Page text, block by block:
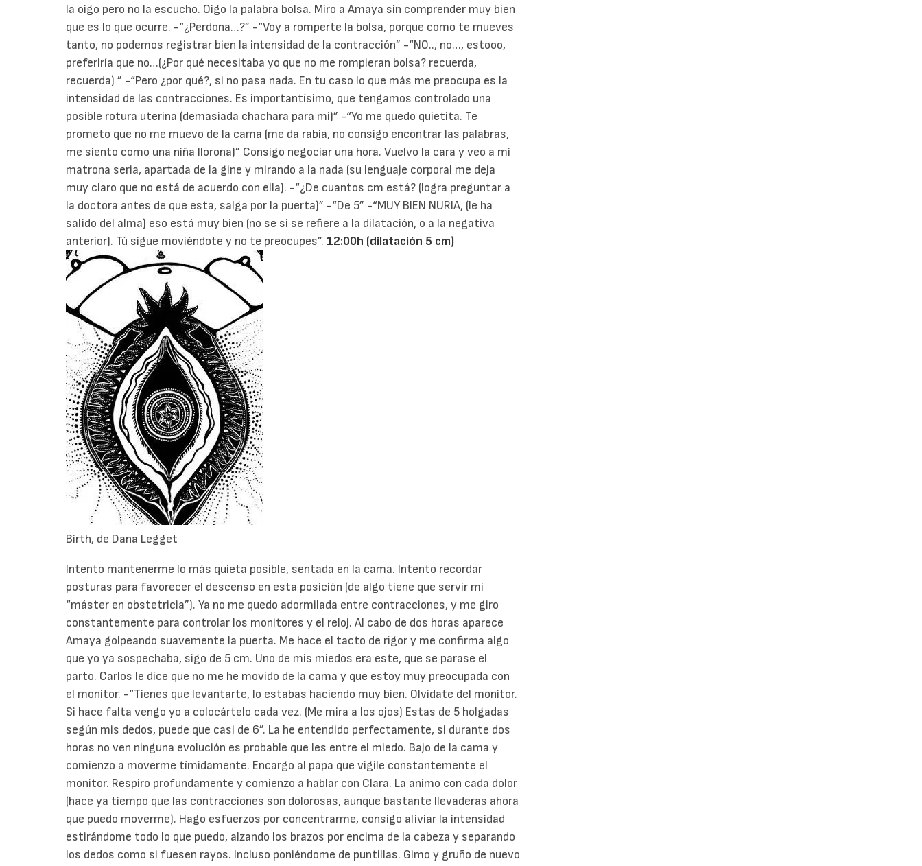
la oigo pero no la escucho. Oigo la palabra bolsa. Miro a Amaya sin comprender muy bien
que es lo que ocurre. -“¿Perdona…?” -“Voy a romperte la bolsa, porque como te mueves
tanto, no podemos registrar bien la intensidad de la contracción” -“NO.., no…, estooo,
preferiría que no…(¿Por qué necesitaba yo que no me rompieran bolsa? recuerda,
recuerda) ” -“Pero ¿por qué?, si no pasa nada. En tu caso lo que más me preocupa es la
intensidad de las contracciones. Es importantísimo, que tengamos controlado una
posible rotura uterina (demasiada chachara para mi)” -“Yo me quedo quietita. Te
prometo que no me muevo de la cama (me da rabia, no consigo encontrar las palabras,
me siento como una niña llorona)” Consigo negociar una hora. Vuelvo la cara y veo a mi
matrona seria, apartada de la gine y mirando a la nada (su lenguaje corporal me deja
muy claro que no está de acuerdo con ella). -“¿De cuantos cm está? (logra preguntar a
la doctora antes de que esta, salga por la puerta)” -“De 5” -“MUY BIEN NURIA, (le ha
salido del alma) eso está muy bien (no se si se refiere a la dilatación, o a la negativa
anterior). Tú sigue moviéndote y no te preocupes”. 12:00h (dilatación 5 cm)
Birth, de Dana Legget
Intento mantenerme lo más quieta posible, sentada en la cama. Intento recordar
posturas para favorecer el descenso en esta posición (de algo tiene que servir mi
“máster en obstetricia”). Ya no me quedo adormilada entre contracciones, y me giro
constantemente para controlar los monitores y el reloj. Al cabo de dos horas aparece
Amaya golpeando suavemente la puerta. Me hace el tacto de rigor y me confirma algo
que yo ya sospechaba, sigo de 5 cm. Uno de mis miedos era este, que se parase el
parto. Carlos le dice que no me he movido de la cama y que estoy muy preocupada con
el monitor. -“Tienes que levantarte, lo estabas haciendo muy bien. Olvídate del monitor.
Si hace falta vengo yo a colocártelo cada vez. (Me mira a los ojos) Estas de 5 holgadas
según mis dedos, puede que casi de 6”. La he entendido perfectamente, si durante dos
horas no ven ninguna evolución es probable que les entre el miedo. Bajo de la cama y
comienzo a moverme tímidamente. Encargo al papa que vigile constantemente el
monitor. Respiro profundamente y comienzo a hablar con Clara. La animo con cada dolor
(hace ya tiempo que las contracciones son dolorosas, aunque bastante llevaderas ahora
que puedo moverme). Hago esfuerzos por concentrarme, consigo aliviar la intensidad
estirándome todo lo que puedo, alzando los brazos por encima de la cabeza y separando
los dedos como si fuesen rayos. Incluso poniéndome de puntillas. Gimo y gruño de nuevo